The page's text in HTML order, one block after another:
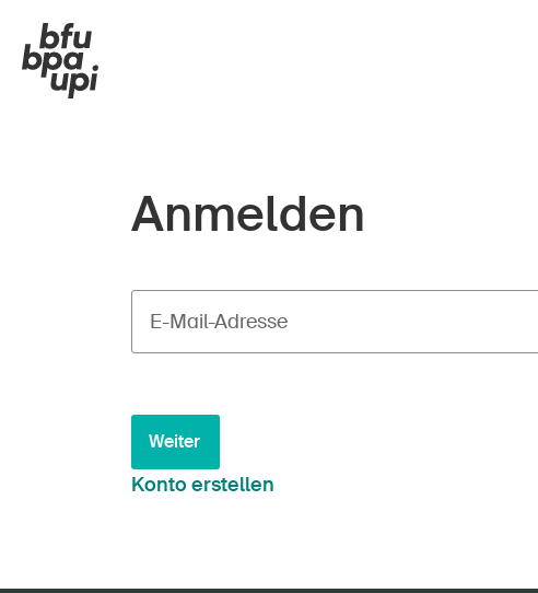
Anmelden
E-Mail-Adresse
Weiter
Konto erstellen